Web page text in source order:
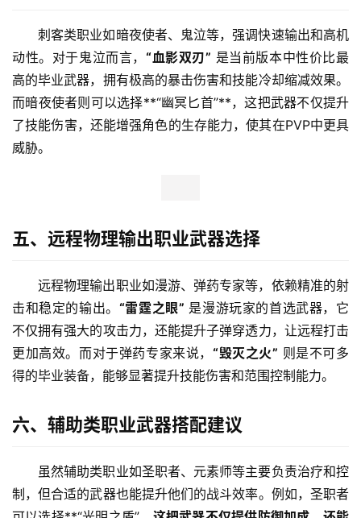
刺客类职业如暗夜使者、鬼泣等，强调快速输出和高机
动性。对于鬼泣而言， “血影双刃” 是当前版本中性价比最
高的毕业武器，拥有极高的暴击伤害和技能冷却缩减效果。
而暗夜使者则可以选择**“幽冥匕首”**，这把武器不仅提升
了技能伤害，还能增强角色的生存能力，使其在PVP中更具
威胁。
五、远程物理输出职业武器选择
远程物理输出职业如漫游、弹药专家等，依赖精准的射
击和稳定的输出。 “雷霆之眼” 是漫游玩家的首选武器，它
不仅拥有强大的攻击力，还能提升子弹穿透力，让远程打击
更加高效。而对于弹药专家来说， “毁灭之火” 则是不可多
得的毕业装备，能够显著提升技能伤害和范围控制能力。
六、辅助类职业武器搭配建议
虽然辅助类职业如圣职者、元素师等主要负责治疗和控
制，但合适的武器也能提升他们的战斗效率。例如，圣职者